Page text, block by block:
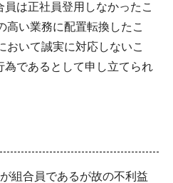
は正社員登用しなかったこ
高い業務に配置転換したこ
おいて誠実に対応しないこ
為であるとして申し立てられ
組合員であるが故の不利益